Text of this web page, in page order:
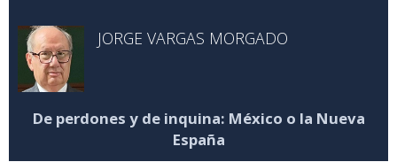
JORGE VARGAS MORGADO
De perdones y de inquina: México o la Nueva
España